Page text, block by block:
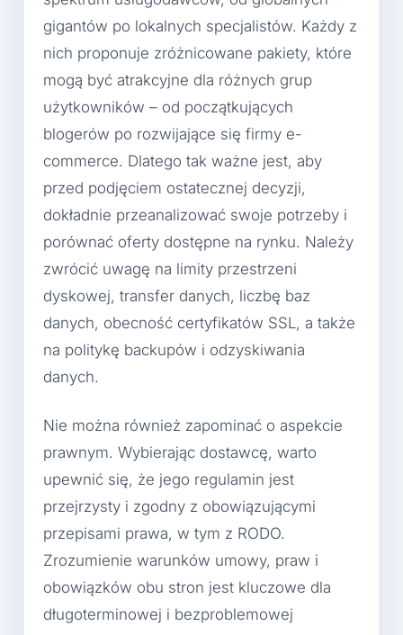
gigantów po lokalnych specjalistów. Każdy z
nich proponuje zróżnicowane pakiety, które
mogą być atrakcyjne dla różnych grup
użytkowników – od początkujących
blogerów po rozwijające się firmy e-
commerce. Dlatego tak ważne jest, aby
przed podjęciem ostatecznej decyzji,
dokładnie przeanalizować swoje potrzeby i
porównać oferty dostępne na rynku. Należy
zwrócić uwagę na limity przestrzeni
dyskowej, transfer danych, liczbę baz
danych, obecność certyfikatów SSL, a także
na politykę backupów i odzyskiwania
danych.
Nie można również zapominać o aspekcie
prawnym. Wybierając dostawcę, warto
upewnić się, że jego regulamin jest
przejrzysty i zgodny z obowiązującymi
przepisami prawa, w tym z RODO.
Zrozumienie warunków umowy, praw i
obowiązków obu stron jest kluczowe dla
długoterminowej i bezproblemowej